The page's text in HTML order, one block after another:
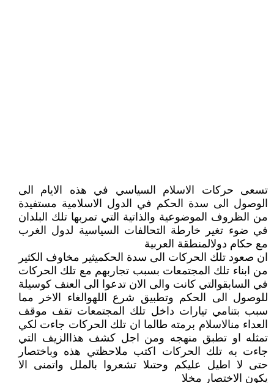
تسعى حركات الاسلام السياسي في هذه الايام الى
الوصول الى سدة الحكم في الدول الاسلامية مستفيدة
من الظروف الموضوعية والذاتية التي تمربها تلك البلدان
في ضوء تغير خارطة التحالفات السياسية لدول الغرب
مع حكام دولالمنطقة العربية
ان صعود تلك الحركات الى سدة الحكميثير مخاوف الكثير
من ابناء تلك المجتمعات بسبب تجاربهم مع تلك الحركات
في السابقوالتي كانت والى الان تدعوا الى العنف كوسيلة
للوصول الى الحكم وتطبيق شرع اللهوالغاء الاخر مما
سبب بتنامي تيارات داخل تلك المجتمعات تقف موقف
العداء منالاسلام برمته طالما ان تلك الحركات جاءت لكي
تمثله او تطبق منهجه ومن اجل كشف هذاالزيف التي
جاءت به تلك الحركات اكتب ملاحظتي هذه وباختصار
حتى لا اطيل عليكم وحتىلا تشعروا بالملل واتمنى الا
يكون الاختصار مخلا